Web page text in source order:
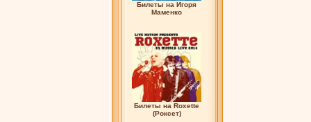
Билеты на Игоря
Маменко
Билеты на Roxette
(Роксет)